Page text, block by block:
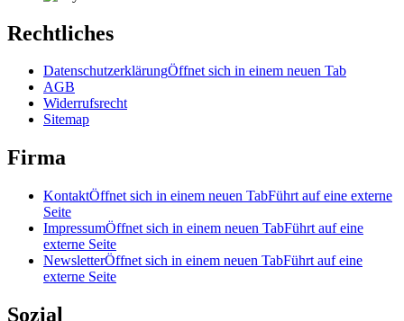
Rechtliches
DatenschutzerklärungÖffnet sich in einem neuen Tab
AGB
Widerrufsrecht
Sitemap
Firma
KontaktÖffnet sich in einem neuen TabFührt auf eine externe
Seite
ImpressumÖffnet sich in einem neuen TabFührt auf eine
externe Seite
NewsletterÖffnet sich in einem neuen TabFührt auf eine
externe Seite
Sozial